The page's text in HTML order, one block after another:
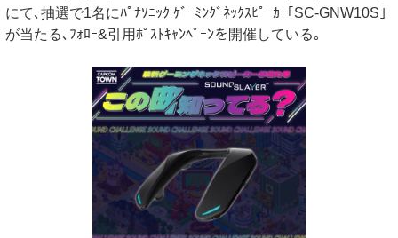
にて､抽選で1名にﾊﾟﾅｿﾆｯｸ ｹﾞｰﾐﾝｸﾞﾈｯｸｽﾋﾟｰｶｰ｢SC-GNW10S｣
が当たる､ﾌｫﾛｰ&引用ﾎﾟｽﾄｷｬﾝﾍﾟｰﾝを開催している｡